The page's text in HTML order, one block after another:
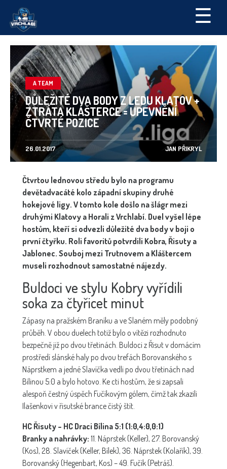
☰
A TEAM
DŮLEŽITÉ DVA BODY Z LEDU KLATOV +
ZTRÁTA KLÁŠTERCE = UPEVNĚNÍ
ČTVRTÉ POZICE
26.01.2017 JAN PŘIKRYL
Čtvrtou lednovou středu bylo na programu
devětadvacáté kolo západní skupiny druhé
hokejové ligy. V tomto kole došlo na šlágr mezi
druhými Klatovy a Horali z Vrchlabí. Duel vyšel lépe
hostům, kteří si odvezli důležité dva body v boji o
první čtyřku. Roli favoritů potvrdili Kobra, Řisuty a
Jablonec. Souboj mezi Trutnovem a Kláštercem
museli rozhodnout samostatné nájezdy.
Buldoci ve stylu Kobry vyřídili
soka za čtyřicet minut
Zápasy na pražském Braníku a ve Slaném měly podobný
průběh. V obou duelech totiž bylo o vítězi rozhodnuto
bezpečně již po dvou třetinách. Buldoci z Řisut v domácím
prostředí slánské haly po dvou trefách Borovanského s
Náprstkem a jedné Slavíčka vedli po dvou třetinách nad
Bílinou 5:0 a bylo hotovo. Ke cti hostům, že si zapsali
alespoň čestný úspěch Fučíkovým gólem, čímž tak zkazili
Ilašenkovi v řisutské brance čistý štít.
HC Řisuty – HC Draci Bílina 5:1 (1:0,4:0,0:1)
Branky a nahrávky: 11. Náprstek (Keller), 27. Borovanský
(Kos), 28. Slavíček (Keller, Bílek), 36. Náprstek (Kolařík), 39.
Borovanský (Hegenbart, Kos) – 49. Fučík (Petráš).